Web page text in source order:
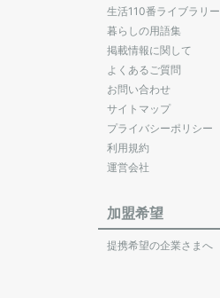
生活110番ライブラリー
暮らしの用語集
掲載情報に関して
よくあるご質問
お問い合わせ
サイトマップ
プライバシーポリシー
利用規約
運営会社
加盟希望
提携希望の企業さまへ